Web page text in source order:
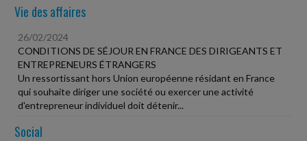
Vie des affaires
26/02/2024
CONDITIONS DE SÉJOUR EN FRANCE DES DIRIGEANTS ET
ENTREPRENEURS ÉTRANGERS
Un ressortissant hors Union européenne résidant en France
qui souhaite diriger une société ou exercer une activité
d'entrepreneur individuel doit détenir...
Social